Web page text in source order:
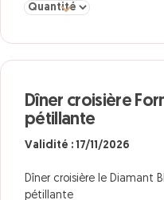
Sélectionner la quantité
Dîner croisière
pétillante
Validité : 17/11/2026
Dîner croisière le Diamant
pétillante